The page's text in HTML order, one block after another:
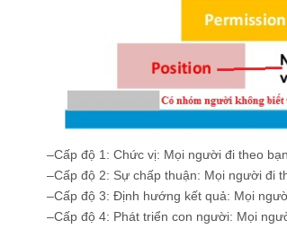
–Cấp độ 1: Chức vị: Mọi người đi theo
–Cấp độ 2: Sự chấp thuận: Mọi người đi
–Cấp độ 3: Định hướng kết quả: Mọi
–Cấp độ 4: Phát triển con người: Mọi